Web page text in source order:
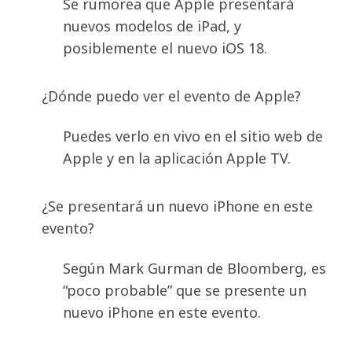
Se rumorea que Apple presentará
nuevos modelos de iPad, y
posiblemente el nuevo iOS 18.
¿Dónde puedo ver el evento de Apple?
Puedes verlo en vivo en el sitio web de
Apple y en la aplicación Apple TV.
¿Se presentará un nuevo iPhone en este
evento?
Según Mark Gurman de Bloomberg, es
“poco probable” que se presente un
nuevo iPhone en este evento.